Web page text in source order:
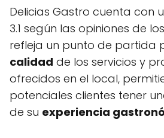
Delicias Gastro cuenta con
3.1 según las opiniones de
refleja un punto de partida
calidad de los servicios y
ofrecidos en el local,
potenciales clientes tener
de su experiencia